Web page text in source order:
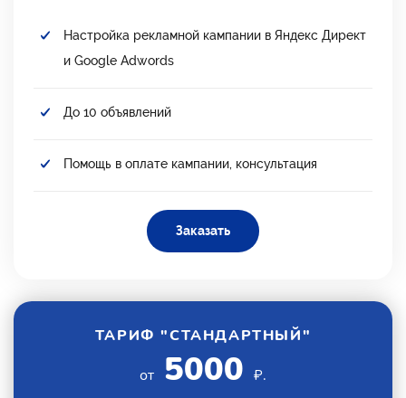
Настройка рекламной кампании в Яндекс Директ
и Google Adwords
До 10 объявлений
Помощь в оплате кампании, консультация
Заказать
ТАРИФ "СТАНДАРТНЫЙ"
от 5000 ₽.